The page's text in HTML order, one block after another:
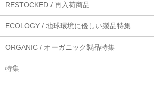
RESTOCKED / 再入荷商品
ECOLOGY / 地球環境に優しい製品特集
ORGANIC / オーガニック製品特集
特集